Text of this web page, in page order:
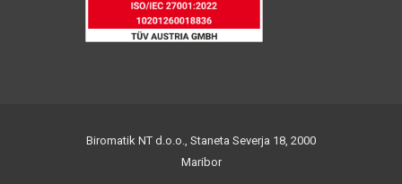
Biromatik NT d.o.o., Staneta Severja 18, 2000
Maribor